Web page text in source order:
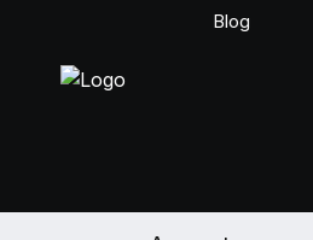
Rua Bernardo Jacintho da
Blog